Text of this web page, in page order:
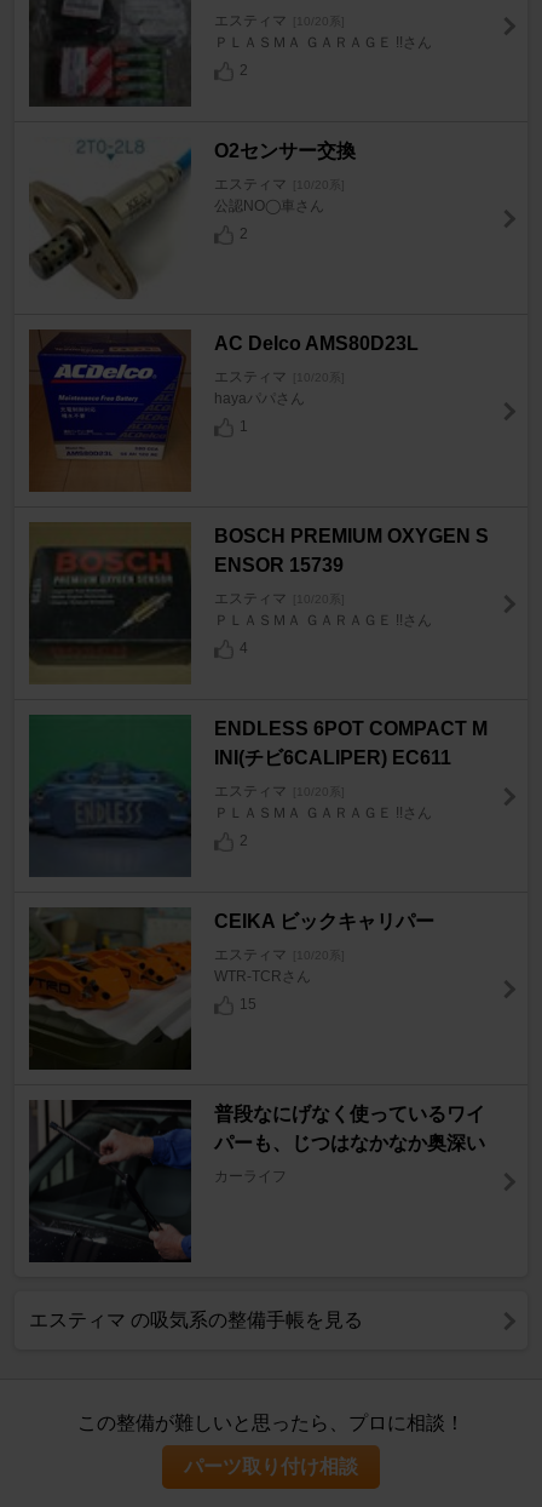
エスティマ [10/20系]
ＰＬＡＳＭＡ ＧＡＲＡＧＥ !!さん
2
O2センサー交換
エスティマ [10/20系]
公認NO◯車さん
2
AC Delco AMS80D23L
エスティマ [10/20系]
hayaパパさん
1
BOSCH PREMIUM OXYGEN S
ENSOR 15739
エスティマ [10/20系]
ＰＬＡＳＭＡ ＧＡＲＡＧＥ !!さん
4
ENDLESS 6POT COMPACT M
INI(チビ6CALIPER) EC611
エスティマ [10/20系]
ＰＬＡＳＭＡ ＧＡＲＡＧＥ !!さん
2
CEIKA ビックキャリパー
エスティマ [10/20系]
WTR-TCRさん
15
普段なにげなく使っているワイ
パーも、じつはなかなか奥深い
カーライフ
エスティマ の吸気系の整備手帳を見る
この整備が難しいと思ったら、プロに相談！
パーツ取り付け相談